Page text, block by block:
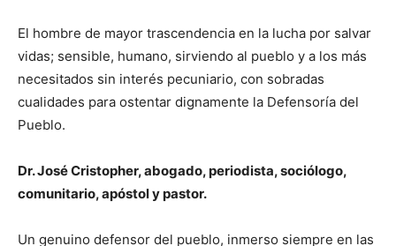
El hombre de mayor trascendencia en la lucha por salvar
vidas; sensible, humano, sirviendo al pueblo y a los más
necesitados sin interés pecuniario, con sobradas
cualidades para ostentar dignamente la Defensoría del
Pueblo.
Dr. José Cristopher, abogado, periodista, sociólogo,
comunitario, apóstol y pastor.
Un genuino defensor del pueblo, inmerso siempre en las